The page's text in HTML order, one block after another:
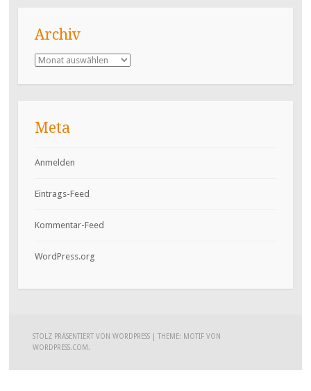
Archiv
Archiv
Meta
Anmelden
Eintrags-Feed
Kommentar-Feed
WordPress.org
STOLZ PRÄSENTIERT VON WORDPRESS |THEME: MOTIF VON
WORDPRESS.COM .